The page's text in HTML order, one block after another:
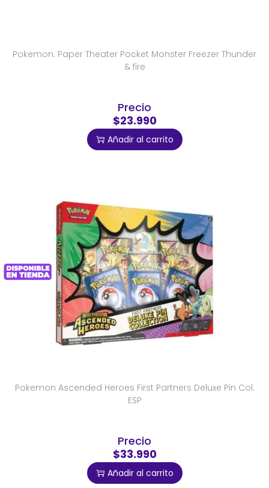
Pokemon: Paper Theater Pocket Monster Freezer Thunder
& fire
Precio
$23.990
Añadir al carrito
Pokemon Ascended Heroes First Partners Deluxe Pin Col.
ESP
Precio
$33.990
Añadir al carrito